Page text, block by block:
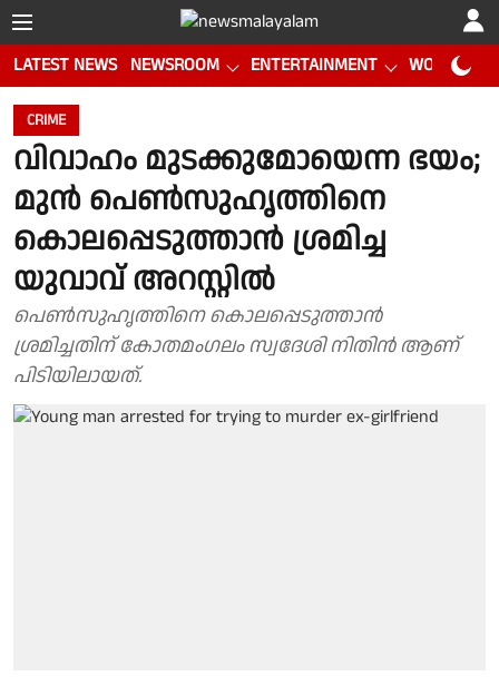
LATEST NEWS NEWSROOM ENTERTAINMENT WORLD CUP
CRIME
വിവാഹം മുടക്കുമോയെന്ന ഭയം;
മുൻ പെൺസുഹൃത്തിനെ
കൊലപ്പെടുത്താൻ ശ്രമിച്ച
യുവാവ് അറസ്റ്റിൽ
പെൺസുഹൃത്തിനെ കൊലപ്പെടുത്താൻ
ശ്രമിച്ചതിന് കോതമംഗലം സ്വദേശി നിതിൻ ആണ്
പിടിയിലായത്.